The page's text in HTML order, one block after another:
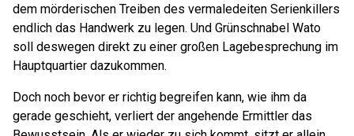
dem mörderischen Treiben des vermaledeiten Serienkillers
endlich das Handwerk zu legen. Und Grünschnabel Wato
soll deswegen direkt zu einer großen Lagebesprechung im
Hauptquartier dazukommen.
Doch noch bevor er richtig begreifen kann, wie ihm da
gerade geschieht, verliert der angehende Ermittler das